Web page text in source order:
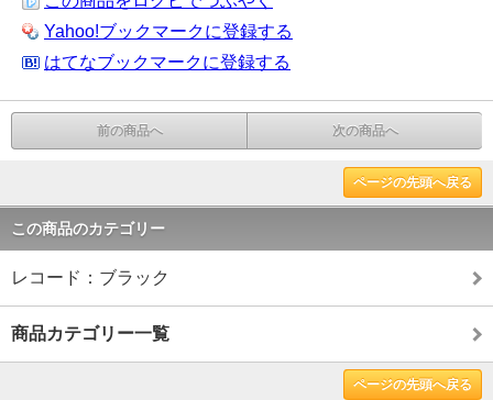
Yahoo!ブックマークに登録する
はてなブックマークに登録する
前の商品へ 次の商品へ
ページの先頭へ戻る
この商品のカテゴリー
レコード：ブラック
商品カテゴリー一覧
ページの先頭へ戻る